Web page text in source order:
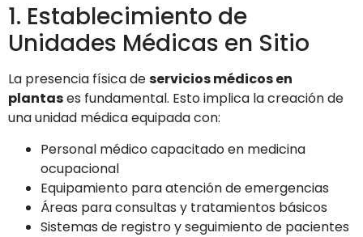
1. Establecimiento de
Unidades Médicas en Sitio
La presencia física deservicios médicos en
plantases fundamental. Esto implica la creación de
una unidad médica equipada con:
Personal médico capacitado en medicina
ocupacional
Equipamiento para atención de emergencias
Áreas para consultas y tratamientos básicos
Sistemas de registro y seguimiento de pacientes